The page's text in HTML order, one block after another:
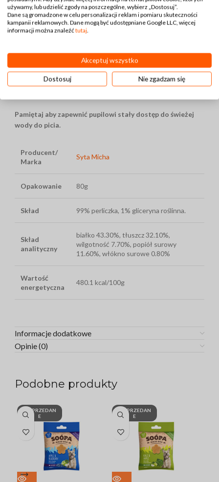
Podając swojemu psu przysmaki treningowe, wybierasz
zadowolenie pupila. Dzięki naturalnym składnikom i braku
sztucznych dodatków, masz pewność, że Twój pies otrzymuje
Przysmaki treningowe z kozą to doskonały wybór, jeśli chcesz
zadbać o zdrową dietę i energię swojego pupila.
Pamiętaj aby zapewnić pupilowi stały dostęp do świeżej
wody do picia.
Producent/
Marka
Syta Micha
Opakowanie 80g
Skład 99% perliczka, 1% gliceryna roślinna.
Skład
analityczny
białko 43.30%, tłuszcz 32.10%,
wilgotność 7.70%, popiół surowy
11.60%, włókno surowe 0.80%
Wartość
energetyczna
480.1 kcal/100g
Informacje dodatkowe
Opinie (0)
Podobne produkty
WYPRZEDAN
E
WYPRZEDAN
E
używamy, lub udzielić zgody na poszczególne, wybierz „Dostosuj”.
Dane są gromadzone w celu personalizacji reklam i pomiaru skuteczności
kampanii reklamowych. Dane mogą być udostępniane Google LLC, więcej
informacji można znaleźćtutaj.
Akceptuj wszystko
Dostosuj Nie zgadzam się